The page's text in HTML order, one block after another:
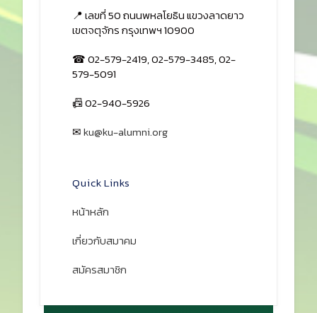
📍 เลขที่ 50 ถนนพหลโยธิน แขวงลาดยาว
เขตจตุจักร กรุงเทพฯ 10900
☎ 02-579-2419, 02-579-3485, 02-
579-5091
📠 02-940-5926
✉ku@ku-alumni.org
Quick Links
หน้าหลัก
เกี่ยวกับสมาคม
สมัครสมาชิก